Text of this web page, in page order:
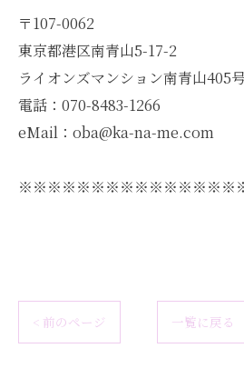
〒107-0062
東京都港区南青山5-17-2
ライオンズマンション南青山405
電話：070-8483-1266
eMail：oba@ka-na-me.com
< 前のページ 一覧に戻る